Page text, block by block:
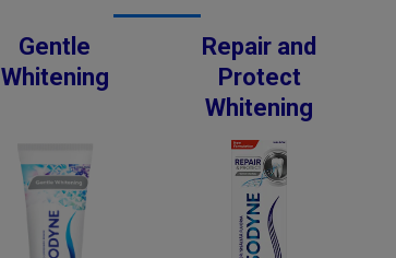
Gentle
Whitening
Repair and
Protect
Whitening